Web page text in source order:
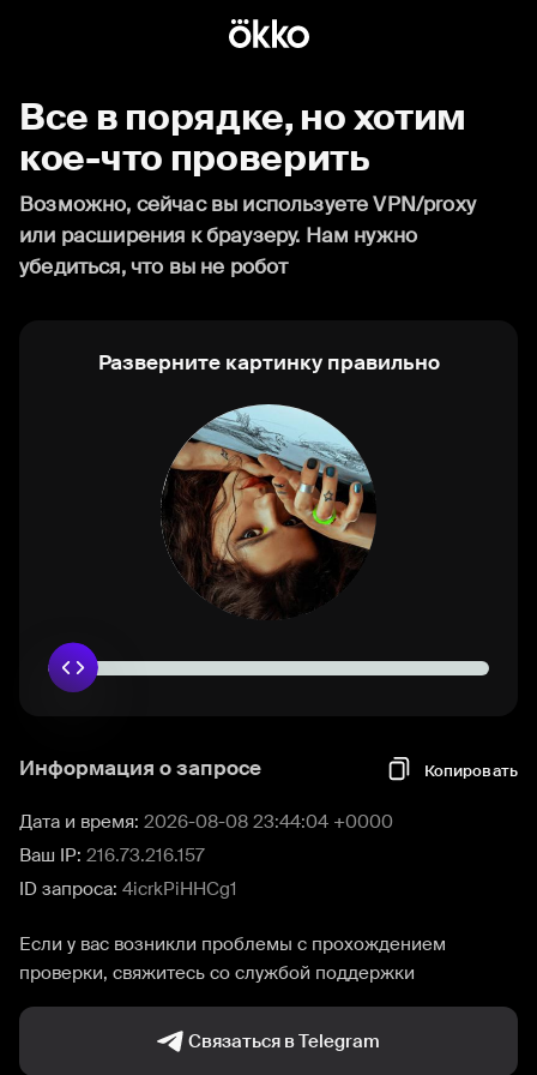
Все в порядке, но хотим
кое-что проверить
Возможно, сейчас вы используете VPN/proxy
или расширения к браузеру. Нам нужно
убедиться, что вы не робот
Разверните картинку правильно
Информация о запросе Копировать
Дата и время: 2026-08-08 23:44:04 +0000
Ваш IP: 216.73.216.157
ID запроса: 4icrkPiHHCg1
Если у вас возникли проблемы с прохождением
проверки, свяжитесь со службой поддержки
Связаться в Telegram